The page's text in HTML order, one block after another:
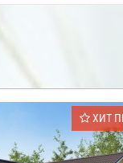
ХИТ